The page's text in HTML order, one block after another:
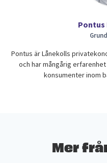
Pontus
Pontus är Lånekolls
och har mångårig
konsumenter inom
Mer